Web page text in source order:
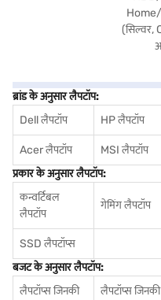
ब्रांड के अनुसार लैपटॉप:
Dell लैपटॉप
HP लैपटॉप
Acer लैपटॉप MSI लैपटॉप
प्रकार के अनुसार लैपटॉप:
कन्वर्टिबल
लैपटॉप
गेमिंग लैपटॉप
SSD लैपटॉप्स
बजट के अनुसार लैपटॉप:
लैपटॉप्स जिनकी
लैपटॉप्स जिनकी